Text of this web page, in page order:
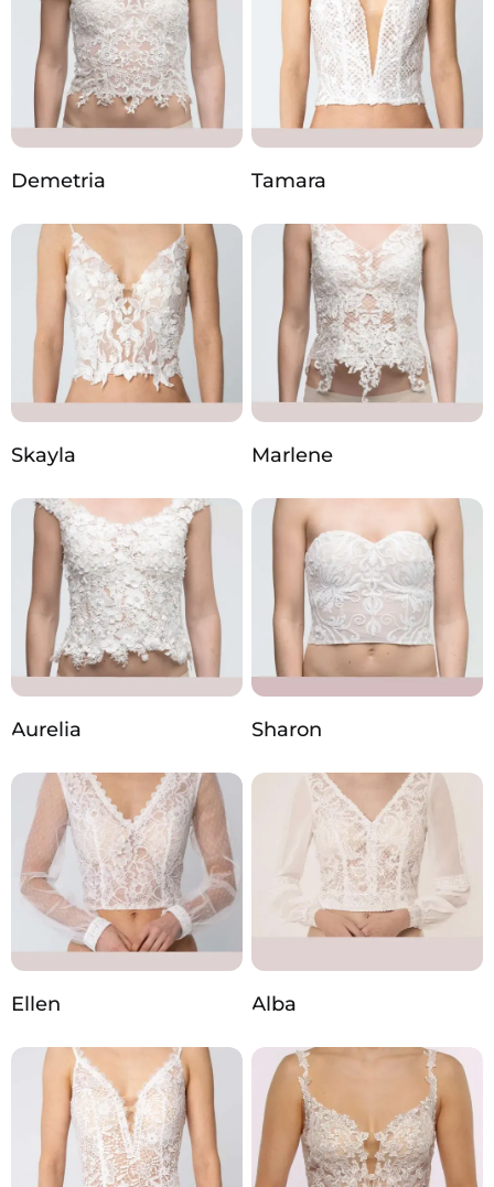
Demetria Tamara
Skayla Marlene
Aurelia Sharon
Ellen Alba